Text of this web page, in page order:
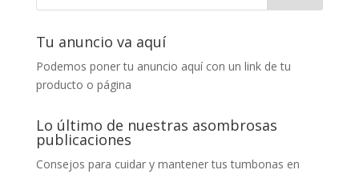
Tu anuncio va aquí
Podemos poner tu anuncio aquí con un link de tu
producto o página
Lo último de nuestras asombrosas
publicaciones
Consejos para cuidar y mantener tus tumbonas en